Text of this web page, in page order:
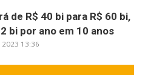
de R$ 40 bi para R$ 60 bi,
bi por ano em 10 anos
13:36